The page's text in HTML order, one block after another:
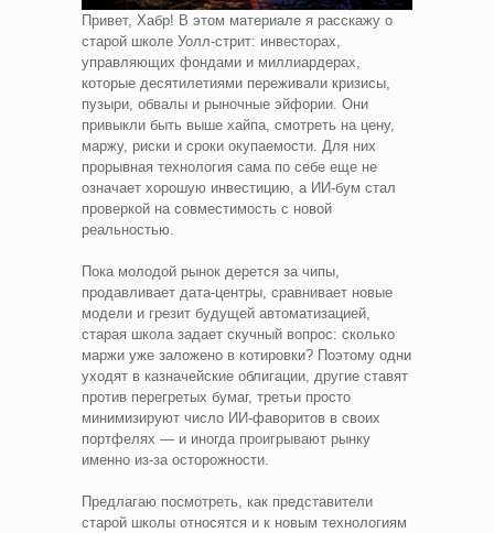
Привет, Хабр! В этом материале я расскажу о
старой школе Уолл-стрит: инвесторах,
управляющих фондами и миллиардерах,
которые десятилетиями переживали кризисы,
пузыри, обвалы и рыночные эйфории. Они
привыкли быть выше хайпа, смотреть на цену,
маржу, риски и сроки окупаемости. Для них
прорывная технология сама по себе еще не
означает хорошую инвестицию, а ИИ-бум стал
проверкой на совместимость с новой
реальностью.
Пока молодой рынок дерется за чипы,
продавливает дата-центры, сравнивает новые
модели и грезит будущей автоматизацией,
старая школа задает скучный вопрос: сколько
маржи уже заложено в котировки? Поэтому одни
уходят в казначейские облигации, другие ставят
против перегретых бумаг, третьи просто
минимизируют число ИИ-фаворитов в своих
портфелях — и иногда проигрывают рынку
именно из-за осторожности.
Предлагаю посмотреть, как представители
старой школы относятся и к новым технологиям